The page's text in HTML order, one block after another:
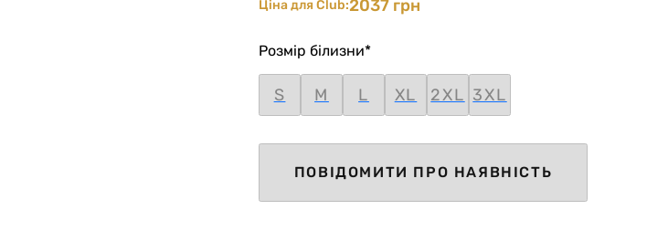
Ціна для Club:2037 грн
Розмір білизни*
S M L XL 2XL 3XL
ПОВІДОМИТИ ПРО НАЯВНІСТЬ